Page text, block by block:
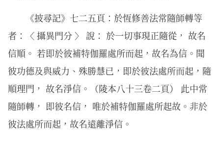
《披尋記》七二五頁：於恆修善法常隨師轉等
者：〈 攝異門分 〉 說： 於一切事現正隨從， 故名
信順。 若即於彼補特伽羅處所而起，故名為信。聞
彼功德及與威力、殊勝慧已，即於彼法處所而起，隨
順理門， 故名淨信。（陵本八十三卷二頁） 此中常
隨師轉， 即彼名信， 唯於補特伽羅處所起故。非於
彼法處所而起，故名遠離淨信。